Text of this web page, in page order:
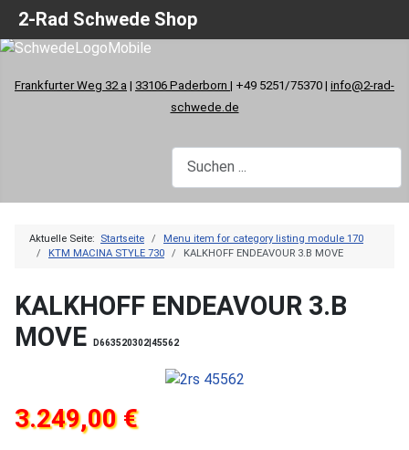
Frankfurter Weg 32 a | 33106 Paderborn | +49 5251/75370 | info@2-rad-
schwede.de
Aktuelle Seite: Startseite
Menu item for category listing module 170
KTM MACINA STYLE 730
KALKHOFF ENDEAVOUR 3.B MOVE
KALKHOFF ENDEAVOUR 3.B
MOVE
D663520302|45562
3.249,00 €
2-Rad Schwede Shop